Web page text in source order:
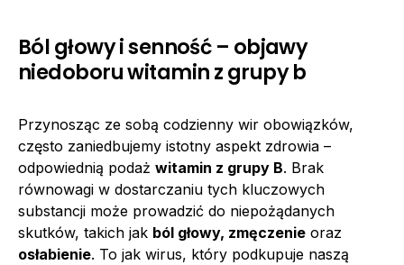
Ból głowy i senność – objawy
niedoboru witamin z grupy b
Przynosząc ze sobą codzienny wir obowiązków,
często zaniedbujemy istotny aspekt zdrowia –
odpowiednią podaż witamin z grupy B. Brak
równowagi w dostarczaniu tych kluczowych
substancji może prowadzić do niepożądanych
skutków, takich jak ból głowy, zmęczenie oraz
osłabienie. To jak wirus, który podkupuje naszą